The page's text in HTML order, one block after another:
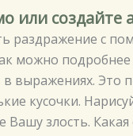
или создайте
раздражение с
можно подробнее
в выражениях.
кусочки.
Вашу злость.